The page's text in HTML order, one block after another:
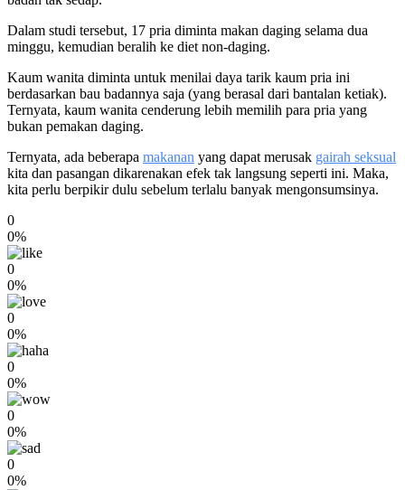
Dalam studi tersebut, 17 pria diminta makan daging selama dua
minggu, kemudian beralih ke diet non-daging.
Kaum wanita diminta untuk menilai daya tarik kaum pria ini
berdasarkan bau badannya saja (yang berasal dari bantalan ketiak).
Ternyata, kaum wanita cenderung lebih memilih para pria yang
bukan pemakan daging.
Ternyata, ada beberapa makanan yang dapat merusak gairah seksual
kita dan pasangan dikarenakan efek tak langsung seperti ini. Maka,
kita perlu berpikir dulu sebelum terlalu banyak mengonsumsinya.
0
0%
0
0%
0
0%
0
0%
0
0%
0
0%